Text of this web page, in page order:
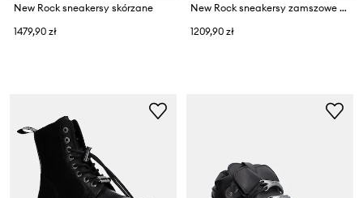
New Rock sneakersy skórzane
1479,90 zł
New Rock sneakersy zamszowe Pelo Leopardo Cuero M Tower Negro Lateral
1209,90 zł